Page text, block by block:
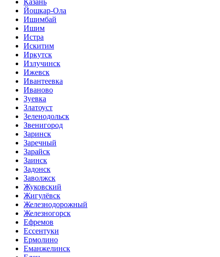
Йошкар-Ола
Ишимбай
Ишим
Истра
Искитим
Иркутск
Излучинск
Ижевск
Ивантеевка
Иваново
Зуевка
Златоуст
Зеленодольск
Звенигород
Заринск
Заречный
Зарайск
Заинск
Задонск
Заволжск
Жуковский
Жигулёвск
Железнодорожный
Железногорск
Ефремов
Ессентуки
Ермолино
Еманжелинск